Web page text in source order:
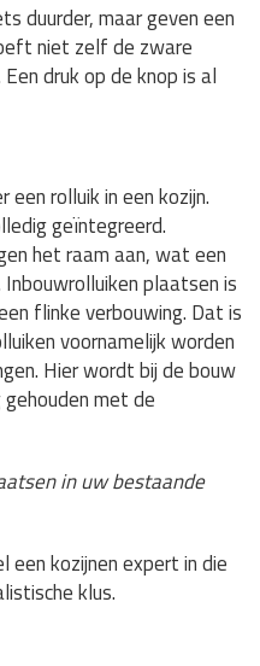
duurder, maar geven een
niet zelf de zware
druk op de knop is al
een rolluik in een kozijn.
geïntegreerd.
het raam aan, wat een
plaatsen is
flinke verbouwing. Dat is
voornamelijk worden
Hier wordt bij de bouw
met de
in uw bestaande
een kozijnen expert in die
klus.